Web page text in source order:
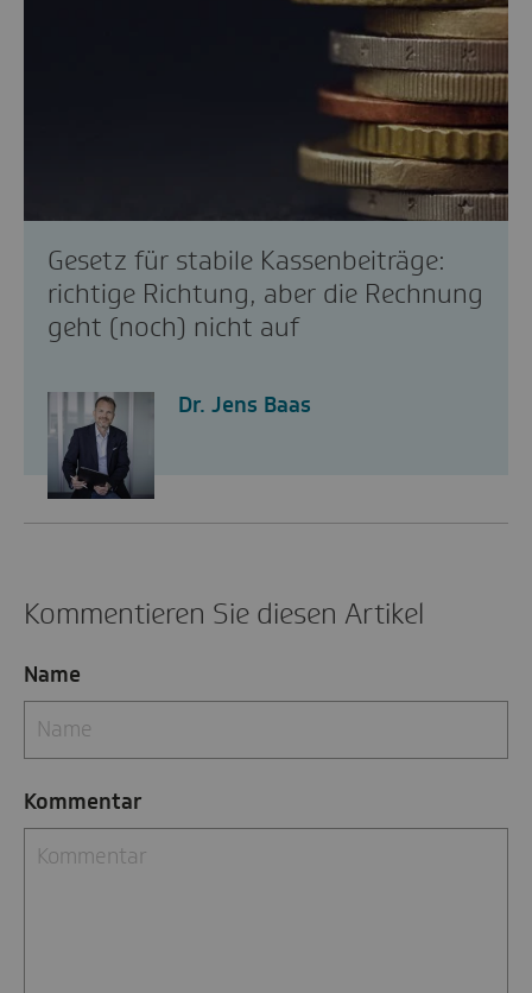
Gesetz für stabile Kassenbeiträge:
richtige Richtung, aber die Rechnung
geht (noch) nicht auf
Dr. Jens Baas
Kommentieren Sie diesen Artikel
Name
Kommentar